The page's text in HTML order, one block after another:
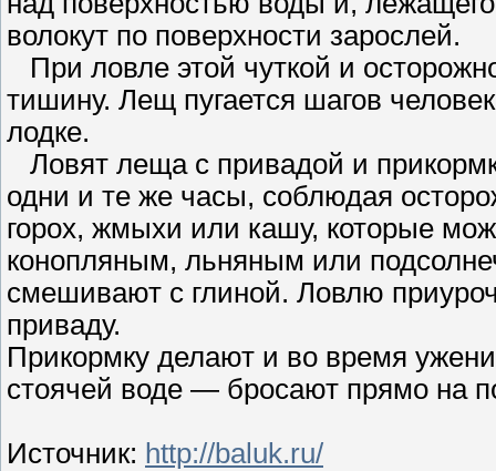
волокут по поверхности зарослей.
При ловле этой чуткой и
тишину. Лещ пугается шагов
лодке.
Ловят леща с привадой и
одни и те же часы, соблюдая
горох, жмыхи или кашу, которые
конопляным, льняным или
смешивают с глиной. Ловлю
приваду.
Прикормку делают и во время
стоячей воде — бросают прямо на
Источник: http://baluk.ru/